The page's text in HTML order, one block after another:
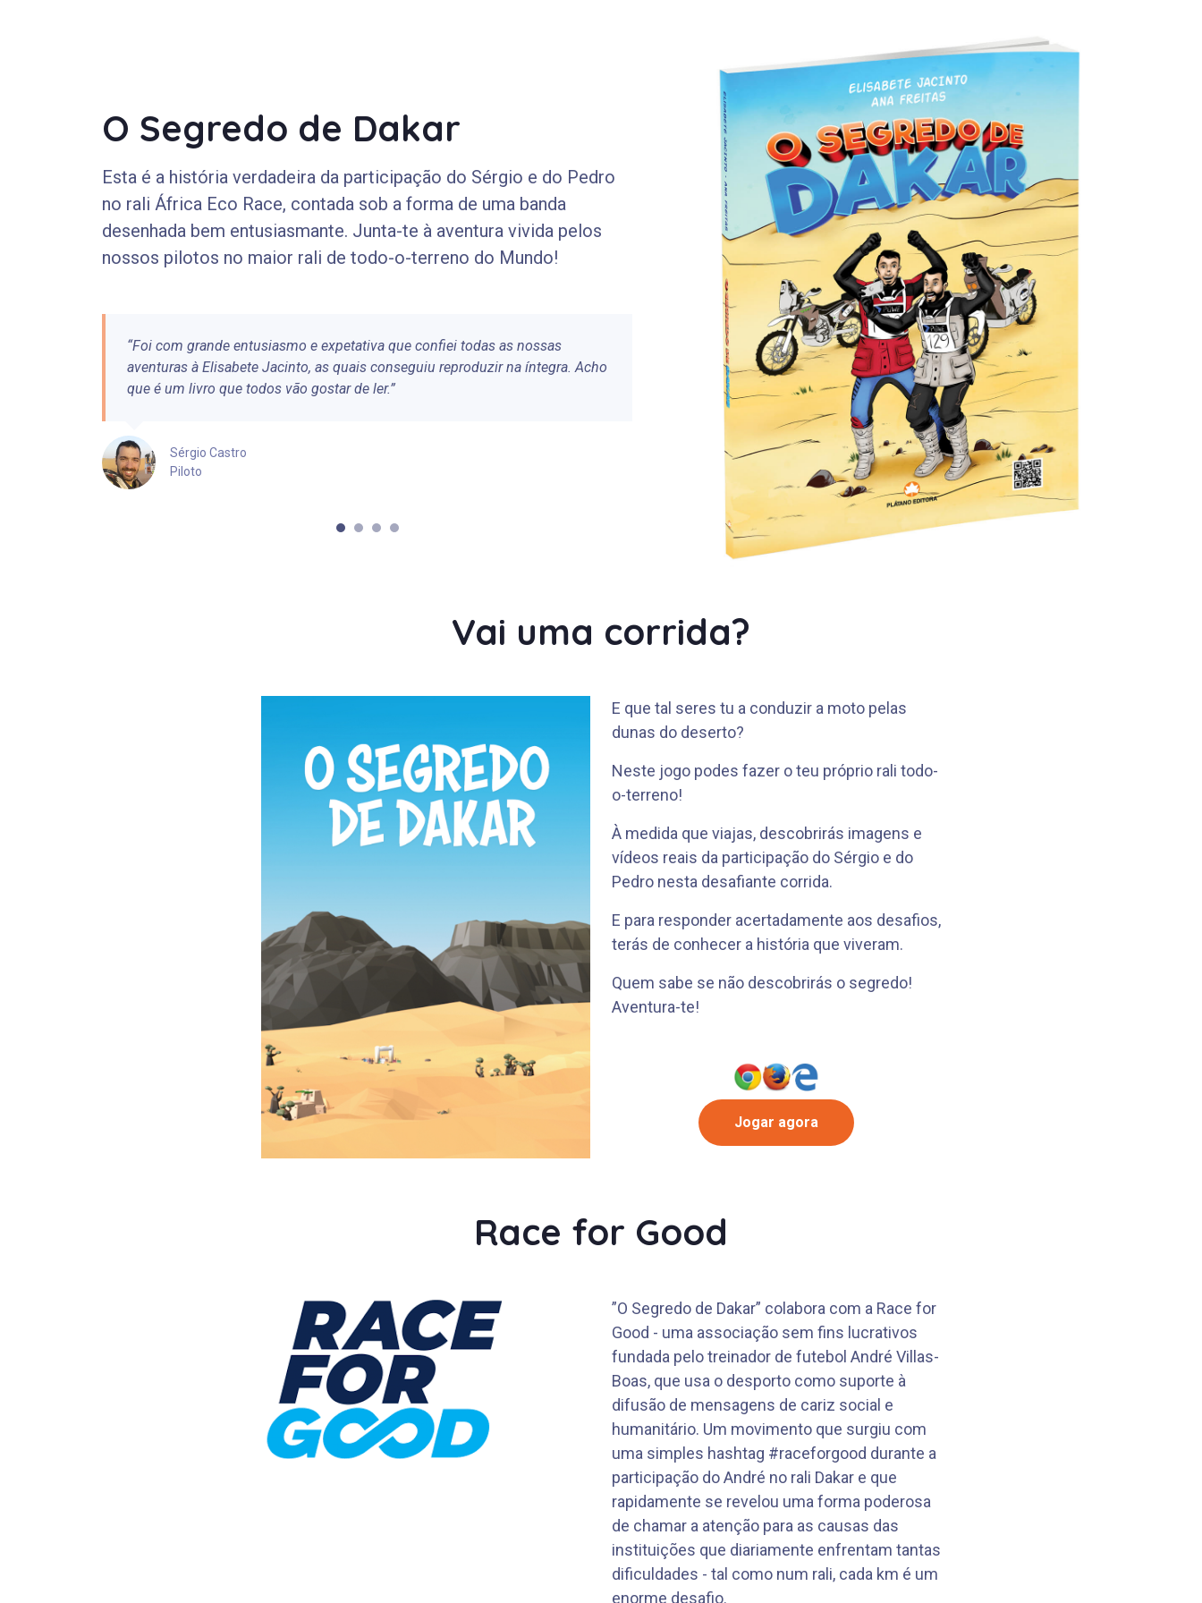
O Segredo de Dakar
Esta é a história verdadeira da participação do Sérgio e do Pedro
no rali África Eco Race, contada sob a forma de uma banda
desenhada bem entusiasmante. Junta-te à aventura vivida pelos
nossos pilotos no maior rali de todo-o-terreno do Mundo!
“Foi com grande entusiasmo e expetativa que confiei todas as nossas
aventuras à Elisabete Jacinto, as quais conseguiu reproduzir na íntegra. Acho
que é um livro que todos vão gostar de ler.”
Sérgio Castro
Piloto
Vai uma corrida?
E que tal seres tu a conduzir a moto pelas
dunas do deserto?
Neste jogo podes fazer o teu próprio rali todo-
o-terreno!
À medida que viajas, descobrirás imagens e
vídeos reais da participação do Sérgio e do
Pedro nesta desafiante corrida.
E para responder acertadamente aos desafios,
terás de conhecer a história que viveram.
Quem sabe se não descobrirás o segredo!
Aventura-te!
Jogar agora
Race for Good
”O Segredo de Dakar” colabora com a Race for
Good - uma associação sem fins lucrativos
fundada pelo treinador de futebol André Villas-
Boas, que usa o desporto como suporte à
difusão de mensagens de cariz social e
humanitário. Um movimento que surgiu com
uma simples hashtag #raceforgood durante a
participação do André no rali Dakar e que
rapidamente se revelou uma forma poderosa
de chamar a atenção para as causas das
instituições que diariamente enfrentam tantas
dificuldades - tal como num rali, cada km é um
enorme desafio.